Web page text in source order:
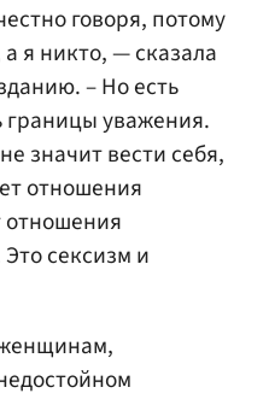
говоря, потому
я никто, — сказала
– Но есть
уважения.
значит вести себя,
отношения
отношения
сексизм и